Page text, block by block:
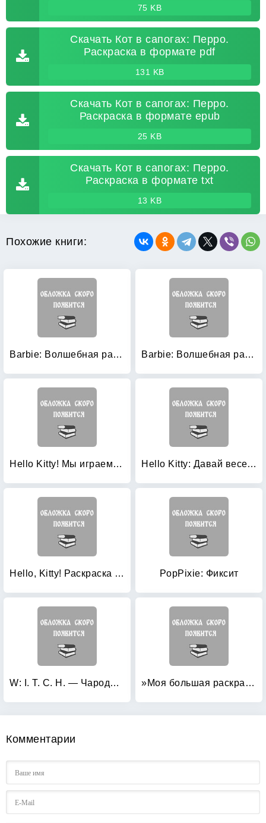
75 KB
Скачать Кот в сапогах: Перро.
Раскраска в формате pdf
131 KB
Скачать Кот в сапогах: Перро.
Раскраска в формате epub
25 KB
Скачать Кот в сапогах: Перро.
Раскраска в формате txt
13 KB
Похожие книги:
Barbie: Волшебная раскраска № 1119 Barbie: Волшебная раскраска № 1120
Hello Kitty! Мы играем: Книга-раскраска Hello Kitty: Давай веселиться!
Hello, Kitty! Раскраска + 20 наклеек PopPixie: Фиксит
W: I. T. C. H. — Чародейки. Волшебная раскраска »Моя большая раскраска «Маша и Медведь» 1418
Комментарии